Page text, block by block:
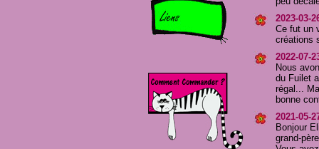
2023-03-
Ce fut un
créations
2022-07-
Nous
du Fuilet
régal...
bonne
2021-05-
Bonjour
grand-